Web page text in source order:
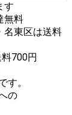
す
無料
名東区は送料
700円
。
の